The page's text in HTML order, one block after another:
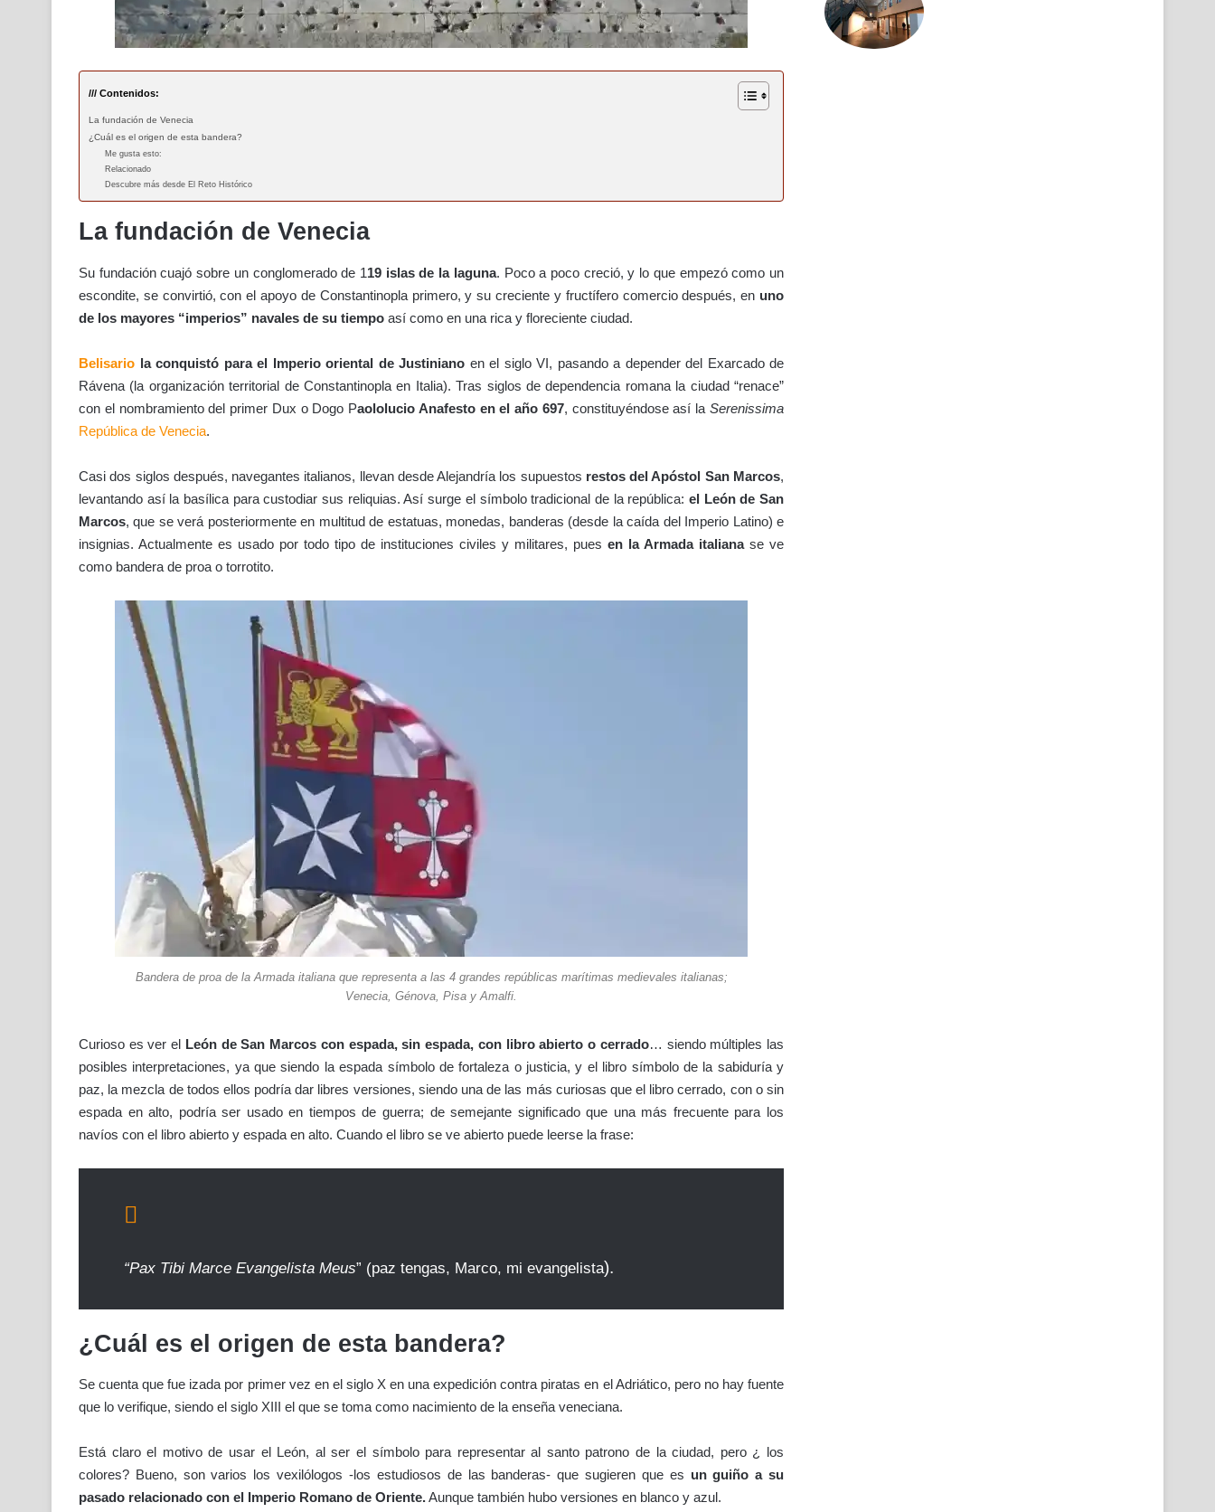
/// Contenidos:
La fundación de Venecia
¿Cuál es el origen de esta bandera?
Me gusta esto:
Relacionado
Descubre más desde El Reto Histórico
La fundación de Venecia
Su fundación cuajó sobre un conglomerado de 119 islas de la laguna. Poco a poco creció, y lo que empezó como un
escondite, se convirtió, con el apoyo de Constantinopla primero, y su creciente y fructífero comercio después, en uno
de los mayores “imperios” navales de su tiempo así como en una rica y floreciente ciudad.
Belisario la conquistó para el Imperio oriental de Justiniano en el siglo VI, pasando a depender del Exarcado de
Rávena (la organización territorial de Constantinopla en Italia). Tras siglos de dependencia romana la ciudad “renace”
con el nombramiento del primer Dux o Dogo Paololucio Anafesto en el año 697, constituyéndose así laSerenissima
República de Venecia.
Casi dos siglos después, navegantes italianos, llevan desde Alejandría los supuestos restos del Apóstol San Marcos,
levantando así la basílica para custodiar sus reliquias. Así surge el símbolo tradicional de la república: el León de San
Marcos, que se verá posteriormente en multitud de estatuas, monedas, banderas (desde la caída del Imperio Latino) e
insignias. Actualmente es usado por todo tipo de instituciones civiles y militares, pues en la Armada italianase ve
como bandera de proa o torrotito.
Bandera de proa de la Armada italiana que representa a las 4 grandes repúblicas marítimas medievales italianas;
Venecia, Génova, Pisa y Amalfi.
Curioso es ver el León de San Marcos con espada, sin espada, con libro abierto o cerrado… siendo múltiples las
posibles interpretaciones, ya que siendo la espada símbolo de fortaleza o justicia, y el libro símbolo de la sabiduría y
paz, la mezcla de todos ellos podría dar libres versiones, siendo una de las más curiosas que el libro cerrado, con o sin
espada en alto, podría ser usado en tiempos de guerra; de semejante significado que una más frecuente para los
navíos con el libro abierto y espada en alto. Cuando el libro se ve abierto puede leerse la frase:
“Pax Tibi Marce Evangelista Meus” (paz tengas, Marco, mi evangelista).
¿Cuál es el origen de esta bandera?
Se cuenta que fue izada por primer vez en el siglo X en una expedición contra piratas en el Adriático, pero no hay fuente
que lo verifique, siendo el siglo XIII el que se toma como nacimiento de la enseña veneciana.
Está claro el motivo de usar el León, al ser el símbolo para representar al santo patrono de la ciudad, pero ¿ los
colores? Bueno, son varios los vexilólogos -los estudiosos de las banderas- que sugieren que es un guiño a su
pasado relacionado con el Imperio Romano de Oriente.Aunque también hubo versiones en blanco y azul.